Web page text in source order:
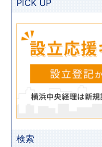
PICK UP
検索